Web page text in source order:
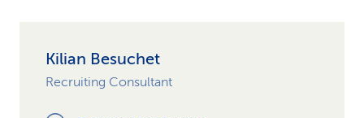
Kilian Besuchet
Recruiting Consultant